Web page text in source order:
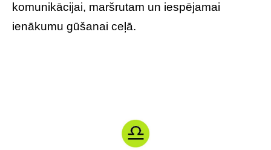
komunikācijai, maršrutam un iespējamai
ienākumu gūšanai ceļā.